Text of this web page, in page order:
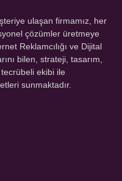
ulaşan firmamız, her
çözümler üretmeye
Reklamcılığı ve Dijital
bilen, strateji, tasarım,
ekibi ile
sunmaktadır.